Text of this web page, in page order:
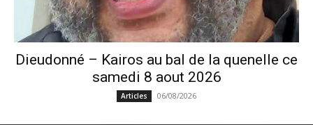
Dieudonné – Kairos au bal de la quenelle ce
samedi 8 aout 2026
Articles 06/08/2026